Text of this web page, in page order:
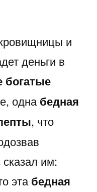
и
деньги в
богатые
одна бедная
, что
им:
эта бедная